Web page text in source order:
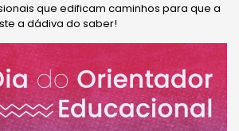
que edificam caminhos para que a
a dádiva do saber!